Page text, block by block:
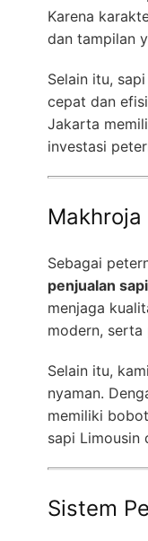
Karena
dan tampilan
Selain itu,
cepat dan
Jakarta
investasi
Sebagai
penjualan
menjaga
modern, serta
Selain itu,
nyaman.
memiliki
sapi Limousin
Sistem